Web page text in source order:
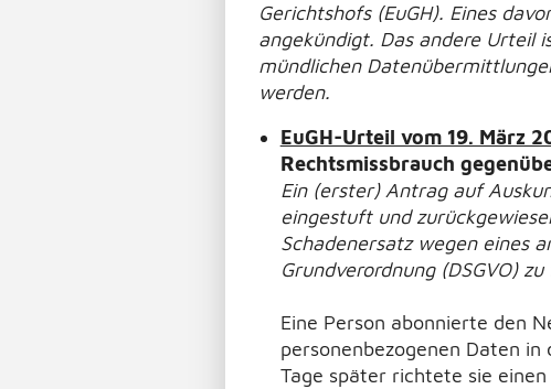
Gerichtshofs (EuGH). Eines
angekündigt. Das andere Urteil
mündlichen
werden.
EuGH-Urteil vom 19. März
Rechtsmissbrauch
Ein (erster) Antrag auf
eingestuft und
Schadenersatz wegen eines
Grundverordnung (DSGVO)
Eine Person abonnierte den
personenbezogenen Daten
Tage später richtete sie